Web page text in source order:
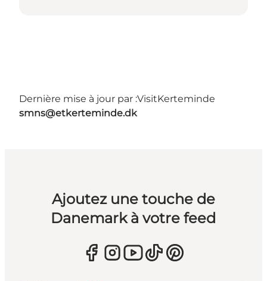
Dernière mise à jour par :VisitKerteminde
smns@etkerteminde.dk
Ajoutez une touche de
Danemark à votre feed